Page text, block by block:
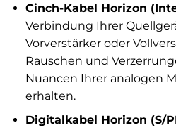
Cinch-Kabel Horizon
Verbindung Ihrer
Vorverstärker oder
Rauschen und
Nuancen Ihrer analogen
erhalten.
Digitalkabel Horizon (S/